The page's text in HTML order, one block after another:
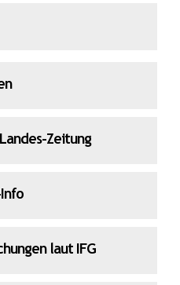
Zeitung
laut IFG